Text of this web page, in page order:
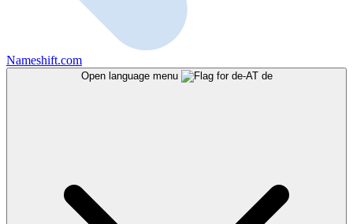
Nameshift.com
Open language menu de